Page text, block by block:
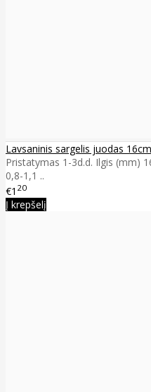
Lavsaninis sargelis juodas
Pristatymas 1-3d.d. Ilgis (mm)
0,8-1,1 ..
€1 20
Į krepšelį